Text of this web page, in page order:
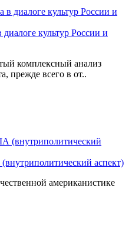
культур России и
комплексный анализ
прежде всего в от..
аспект)
американистике